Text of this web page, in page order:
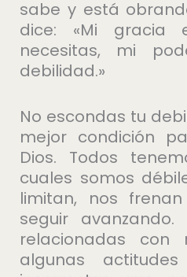
sabe y está
dice: «Mi
necesitas, mi
debilidad.»
No escondas tu
mejor condición
Dios. Todos
cuales somos
limitan, nos
seguir
relacionadas con
algunas